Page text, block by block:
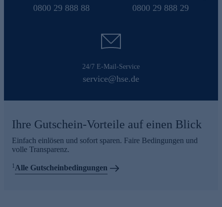
0800 29 888 88 0800 29 888 29
24/7 E-Mail-Service
service@hse.de
Ihre Gutschein-Vorteile auf einen Blick
Einfach einlösen und sofort sparen. Faire Bedingungen und
volle Transparenz.
1Alle Gutscheinbedingungen